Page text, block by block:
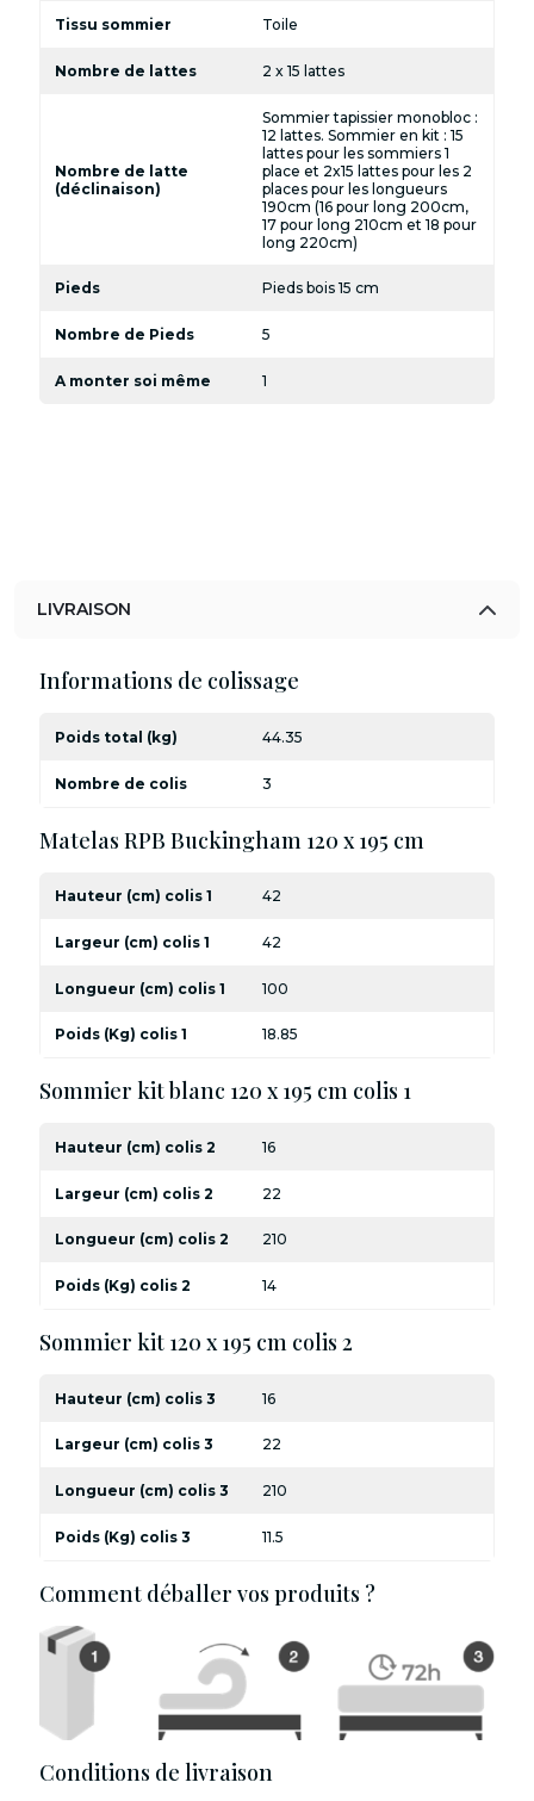
Tissu sommier Toile
Nombre de lattes 2 x 15 lattes
Nombre de latte
(déclinaison)
Sommier tapissier monobloc :
12 lattes. Sommier en kit : 15
lattes pour les sommiers 1
place et 2x15 lattes pour les 2
places pour les longueurs
190cm (16 pour long 200cm,
17 pour long 210cm et 18 pour
long 220cm)
Pieds Pieds bois 15 cm
Nombre de Pieds 5
A monter soi même 1
LIVRAISON
Informations de colissage
Poids total (kg) 44.35
Nombre de colis 3
Matelas RPB Buckingham 120 x 195 cm
Hauteur (cm) colis 1 42
Largeur (cm) colis 1 42
Longueur (cm) colis 1 100
Poids (Kg) colis 1 18.85
Sommier kit blanc 120 x 195 cm colis 1
Hauteur (cm) colis 2 16
Largeur (cm) colis 2 22
Longueur (cm) colis 2 210
Poids (Kg) colis 2 14
Sommier kit 120 x 195 cm colis 2
Hauteur (cm) colis 3 16
Largeur (cm) colis 3 22
Longueur (cm) colis 3 210
Poids (Kg) colis 3 11.5
Comment déballer vos produits ?
Conditions de livraison